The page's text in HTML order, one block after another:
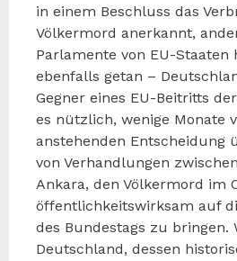
in einem Beschluss das
Völkermord anerkannt,
Parlamente von EU-Staaten
ebenfalls getan –
Gegner eines EU-Beitritts
es nützlich, wenige Monate
anstehenden Entscheidung
von Verhandlungen
Ankara, den Völkermord im
öffentlichkeitswirksam auf
des Bundestags zu bringen.
Deutschland, dessen